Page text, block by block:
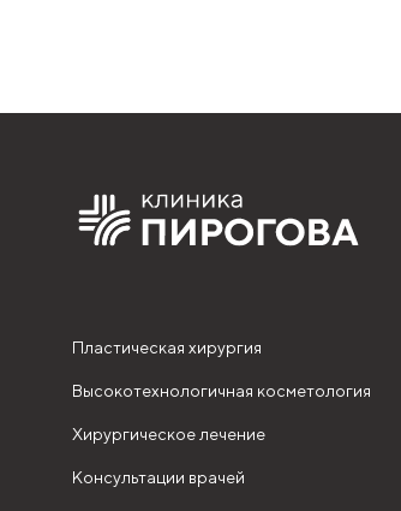
Пластическая хирургия
Высокотехнологичная косметология
Хирургическое лечение
Консультации врачей